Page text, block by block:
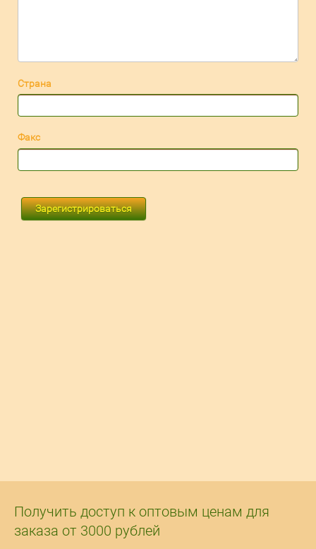
Страна
Факс
Получить доступ к оптовым ценам для
заказа от 3000 рублей